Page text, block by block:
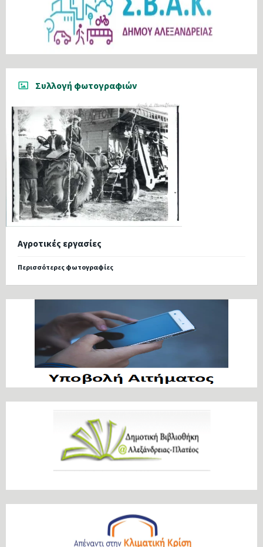
Συλλογή φωτογραφιών
Αγροτικές εργασίες
Περισσότερες φωτογραφίες